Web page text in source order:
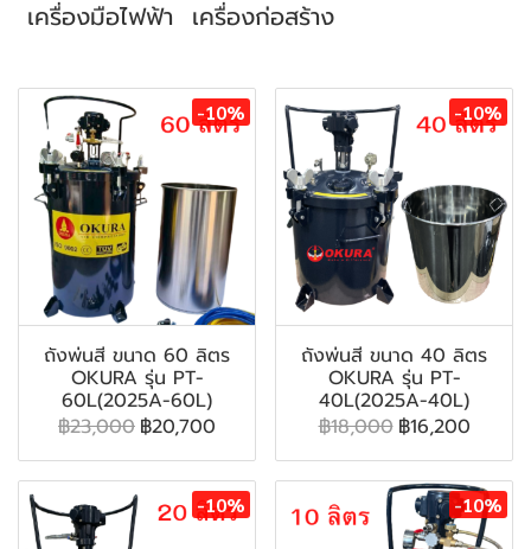
เครื่องมือไฟฟ้า เครื่องก่อสร้าง
-10%
ถังพ่นสี ขนาด 60 ลิตร
OKURA รุ่น PT-
60L(2025A-60L)
฿23,000 ฿20,700
-10%
ถังพ่นสี ขนาด 40 ลิตร
OKURA รุ่น PT-
40L(2025A-40L)
฿18,000 ฿16,200
-10% -10%